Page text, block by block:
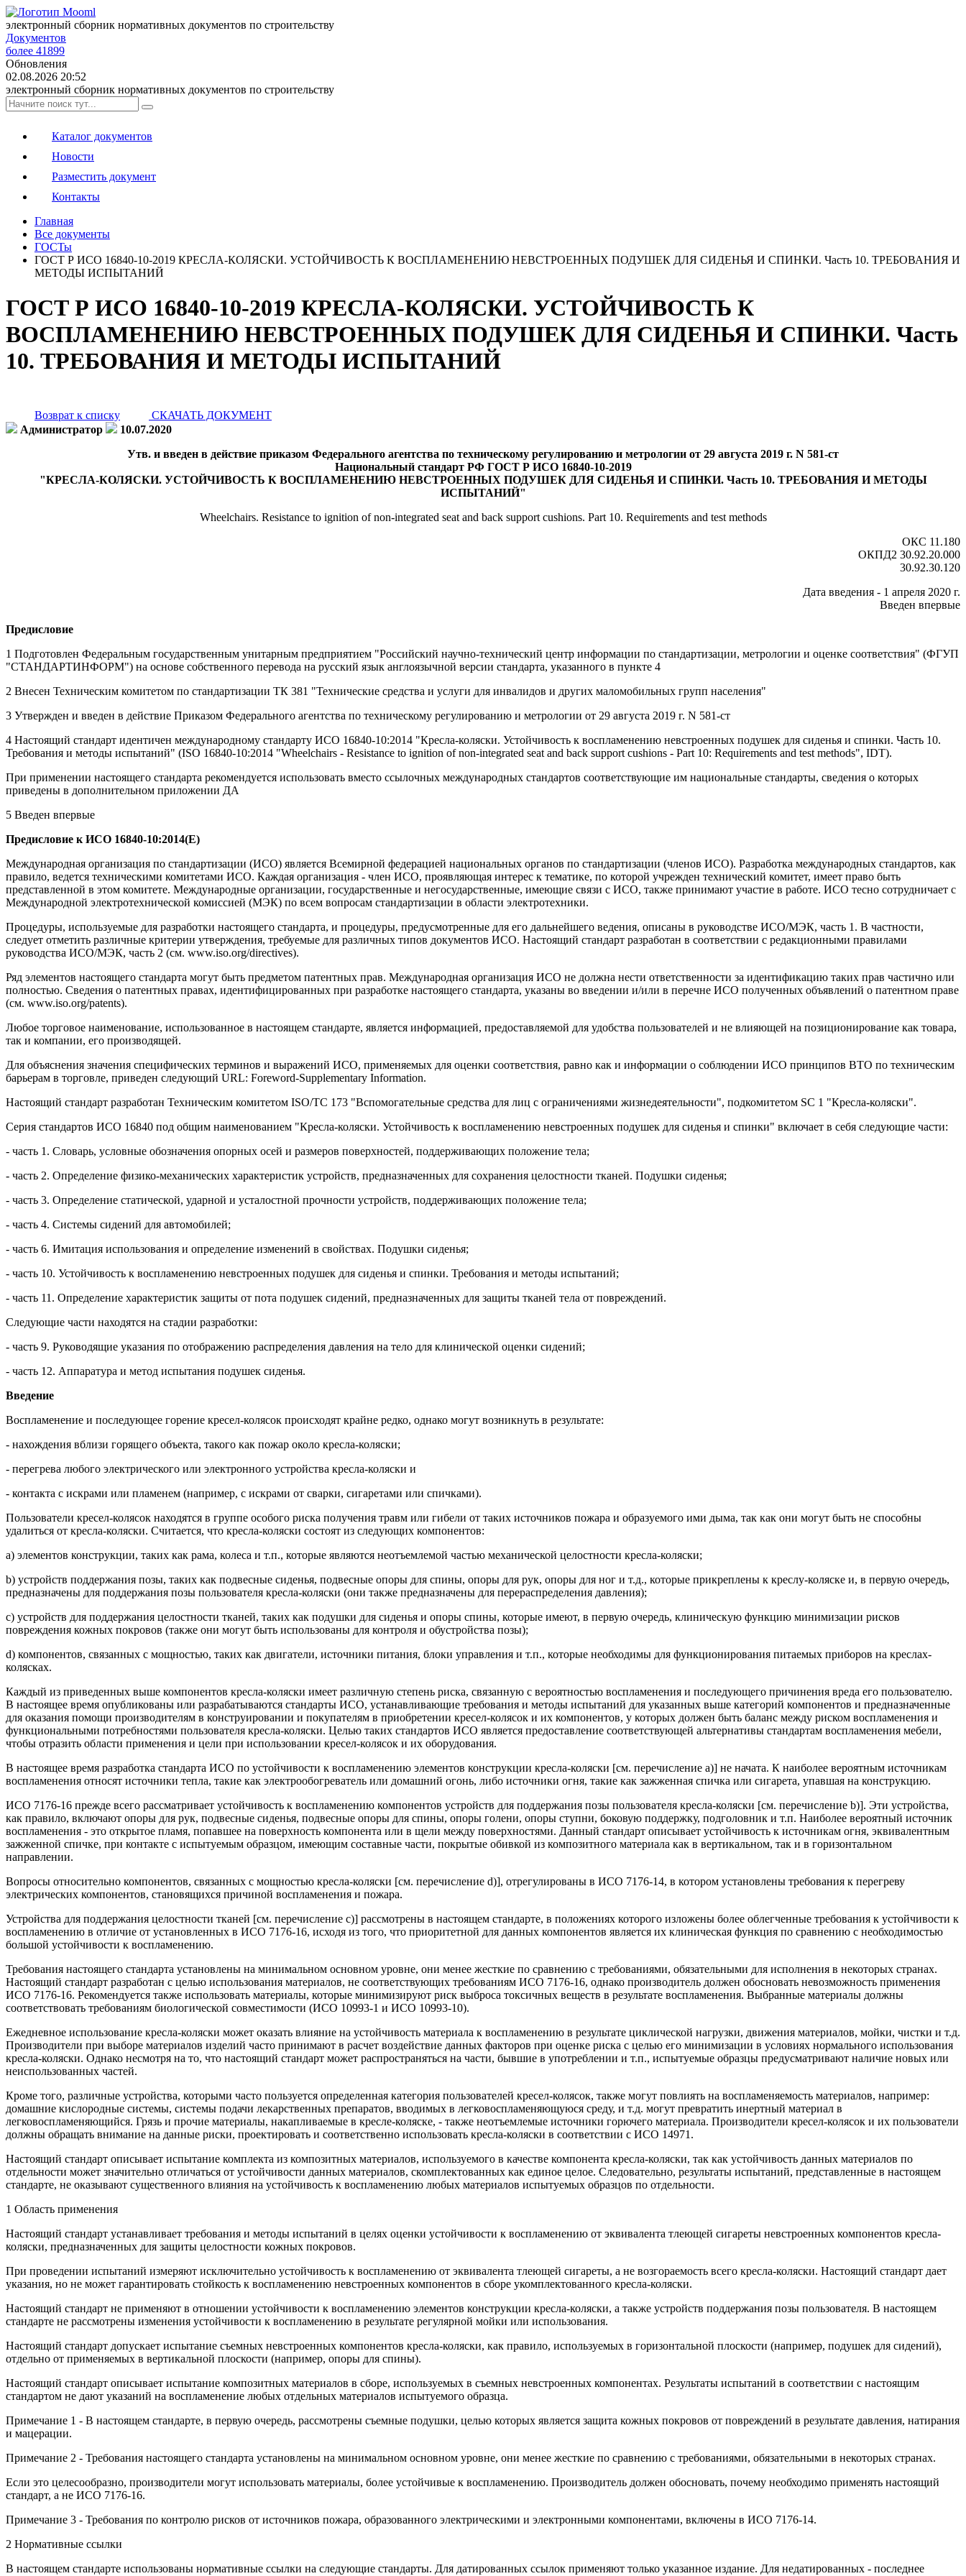
электронный сборник нормативных документов по строительству
Документов
более 41899
Обновления
02.08.2026 20:52
электронный сборник нормативных документов по строительству
Каталог документов
Новости
Разместить документ
Контакты
Главная
Все документы
ГОСТы
ГОСТ Р ИСО 16840-10-2019 КРЕСЛА-КОЛЯСКИ. УСТОЙЧИВОСТЬ К ВОСПЛАМЕНЕНИЮ НЕВСТРОЕННЫХ ПОДУШЕК ДЛЯ СИДЕНЬЯ И СПИНКИ. Часть 10. ТРЕБОВАНИЯ И
МЕТОДЫ ИСПЫТАНИЙ
ГОСТ Р ИСО 16840-10-2019 КРЕСЛА-КОЛЯСКИ. УСТОЙЧИВОСТЬ К
ВОСПЛАМЕНЕНИЮ НЕВСТРОЕННЫХ ПОДУШЕК ДЛЯ СИДЕНЬЯ И СПИНКИ. Часть
10. ТРЕБОВАНИЯ И МЕТОДЫ ИСПЫТАНИЙ
Возврат к списку
СКАЧАТЬ ДОКУМЕНТ
Администратор
10.07.2020
Утв. и введен в действие приказом Федерального агентства по техническому регулированию и метрологии от 29 августа 2019 г. N 581-ст
Национальный стандарт РФ ГОСТ Р ИСО 16840-10-2019
"КРЕСЛА-КОЛЯСКИ. УСТОЙЧИВОСТЬ К ВОСПЛАМЕНЕНИЮ НЕВСТРОЕННЫХ ПОДУШЕК ДЛЯ СИДЕНЬЯ И СПИНКИ. Часть 10. ТРЕБОВАНИЯ И МЕТОДЫ
ИСПЫТАНИЙ"
Wheelchairs. Resistance to ignition of non-integrated seat and back support cushions. Part 10. Requirements and test methods
ОКС 11.180
ОКПД2 30.92.20.000
30.92.30.120
Дата введения - 1 апреля 2020 г.
Введен впервые
Предисловие
1 Подготовлен Федеральным государственным унитарным предприятием "Российский научно-технический центр информации по стандартизации, метрологии и оценке соответствия" (ФГУП
"СТАНДАРТИНФОРМ") на основе собственного перевода на русский язык англоязычной версии стандарта, указанного в пункте 4
2 Внесен Техническим комитетом по стандартизации ТК 381 "Технические средства и услуги для инвалидов и других маломобильных групп населения"
3 Утвержден и введен в действие Приказом Федерального агентства по техническому регулированию и метрологии от 29 августа 2019 г. N 581-ст
4 Настоящий стандарт идентичен международному стандарту ИСО 16840-10:2014 "Кресла-коляски. Устойчивость к воспламенению невстроенных подушек для сиденья и спинки. Часть 10.
Требования и методы испытаний" (ISO 16840-10:2014 "Wheelchairs - Resistance to ignition of non-integrated seat and back support cushions - Part 10: Requirements and test methods", IDT).
При применении настоящего стандарта рекомендуется использовать вместо ссылочных международных стандартов соответствующие им национальные стандарты, сведения о которых
приведены в дополнительном приложении ДА
5 Введен впервые
Предисловие к ИСО 16840-10:2014(Е)
Международная организация по стандартизации (ИСО) является Всемирной федерацией национальных органов по стандартизации (членов ИСО). Разработка международных стандартов, как
правило, ведется техническими комитетами ИСО. Каждая организация - член ИСО, проявляющая интерес к тематике, по которой учрежден технический комитет, имеет право быть
представленной в этом комитете. Международные организации, государственные и негосударственные, имеющие связи с ИСО, также принимают участие в работе. ИСО тесно сотрудничает с
Международной электротехнической комиссией (МЭК) по всем вопросам стандартизации в области электротехники.
Процедуры, используемые для разработки настоящего стандарта, и процедуры, предусмотренные для его дальнейшего ведения, описаны в руководстве ИСО/МЭК, часть 1. В частности,
следует отметить различные критерии утверждения, требуемые для различных типов документов ИСО. Настоящий стандарт разработан в соответствии с редакционными правилами
руководства ИСО/МЭК, часть 2 (см. www.iso.org/directives).
Ряд элементов настоящего стандарта могут быть предметом патентных прав. Международная организация ИСО не должна нести ответственности за идентификацию таких прав частично или
полностью. Сведения о патентных правах, идентифицированных при разработке настоящего стандарта, указаны во введении и/или в перечне ИСО полученных объявлений о патентном праве
(см. www.iso.org/patents).
Любое торговое наименование, использованное в настоящем стандарте, является информацией, предоставляемой для удобства пользователей и не влияющей на позиционирование как товара,
так и компании, его производящей.
Для объяснения значения специфических терминов и выражений ИСО, применяемых для оценки соответствия, равно как и информации о соблюдении ИСО принципов ВТО по техническим
барьерам в торговле, приведен следующий URL: Foreword-Supplementary Information.
Настоящий стандарт разработан Техническим комитетом ISO/TC 173 "Вспомогательные средства для лиц с ограничениями жизнедеятельности", подкомитетом SC 1 "Кресла-коляски".
Серия стандартов ИСО 16840 под общим наименованием "Кресла-коляски. Устойчивость к воспламенению невстроенных подушек для сиденья и спинки" включает в себя следующие части:
- часть 1. Словарь, условные обозначения опорных осей и размеров поверхностей, поддерживающих положение тела;
- часть 2. Определение физико-механических характеристик устройств, предназначенных для сохранения целостности тканей. Подушки сиденья;
- часть 3. Определение статической, ударной и усталостной прочности устройств, поддерживающих положение тела;
- часть 4. Системы сидений для автомобилей;
- часть 6. Имитация использования и определение изменений в свойствах. Подушки сиденья;
- часть 10. Устойчивость к воспламенению невстроенных подушек для сиденья и спинки. Требования и методы испытаний;
- часть 11. Определение характеристик защиты от пота подушек сидений, предназначенных для защиты тканей тела от повреждений.
Следующие части находятся на стадии разработки:
- часть 9. Руководящие указания по отображению распределения давления на тело для клинической оценки сидений;
- часть 12. Аппаратура и метод испытания подушек сиденья.
Введение
Воспламенение и последующее горение кресел-колясок происходят крайне редко, однако могут возникнуть в результате:
- нахождения вблизи горящего объекта, такого как пожар около кресла-коляски;
- перегрева любого электрического или электронного устройства кресла-коляски и
- контакта с искрами или пламенем (например, с искрами от сварки, сигаретами или спичками).
Пользователи кресел-колясок находятся в группе особого риска получения травм или гибели от таких источников пожара и образуемого ими дыма, так как они могут быть не способны
удалиться от кресла-коляски. Считается, что кресла-коляски состоят из следующих компонентов:
a) элементов конструкции, таких как рама, колеса и т.п., которые являются неотъемлемой частью механической целостности кресла-коляски;
b) устройств поддержания позы, таких как подвесные сиденья, подвесные опоры для спины, опоры для рук, опоры для ног и т.д., которые прикреплены к креслу-коляске и, в первую очередь,
предназначены для поддержания позы пользователя кресла-коляски (они также предназначены для перераспределения давления);
c) устройств для поддержания целостности тканей, таких как подушки для сиденья и опоры спины, которые имеют, в первую очередь, клиническую функцию минимизации рисков
повреждения кожных покровов (также они могут быть использованы для контроля и обустройства позы);
d) компонентов, связанных с мощностью, таких как двигатели, источники питания, блоки управления и т.п., которые необходимы для функционирования питаемых приборов на креслах-
колясках.
Каждый из приведенных выше компонентов кресла-коляски имеет различную степень риска, связанную с вероятностью воспламенения и последующего причинения вреда его пользователю.
В настоящее время опубликованы или разрабатываются стандарты ИСО, устанавливающие требования и методы испытаний для указанных выше категорий компонентов и предназначенные
для оказания помощи производителям в конструировании и покупателям в приобретении кресел-колясок и их компонентов, у которых должен быть баланс между риском воспламенения и
функциональными потребностями пользователя кресла-коляски. Целью таких стандартов ИСО является предоставление соответствующей альтернативы стандартам воспламенения мебели,
чтобы отразить области применения и цели при использовании кресел-колясок и их оборудования.
В настоящее время разработка стандарта ИСО по устойчивости к воспламенению элементов конструкции кресла-коляски [см. перечисление а)] не начата. К наиболее вероятным источникам
воспламенения относят источники тепла, такие как электрообогреватель или домашний огонь, либо источники огня, такие как зажженная спичка или сигарета, упавшая на конструкцию.
ИСО 7176-16 прежде всего рассматривает устойчивость к воспламенению компонентов устройств для поддержания позы пользователя кресла-коляски [см. перечисление b)]. Эти устройства,
как правило, включают опоры для рук, подвесные сиденья, подвесные опоры для спины, опоры голени, опоры ступни, боковую поддержку, подголовник и т.п. Наиболее вероятный источник
воспламенения - это открытое пламя, попавшее на поверхность компонента или в щели между поверхностями. Данный стандарт описывает устойчивость к источникам огня, эквивалентным
зажженной спичке, при контакте с испытуемым образцом, имеющим составные части, покрытые обивкой из композитного материала как в вертикальном, так и в горизонтальном
направлении.
Вопросы относительно компонентов, связанных с мощностью кресла-коляски [см. перечисление d)], отрегулированы в ИСО 7176-14, в котором установлены требования к перегреву
электрических компонентов, становящихся причиной воспламенения и пожара.
Устройства для поддержания целостности тканей [см. перечисление с)] рассмотрены в настоящем стандарте, в положениях которого изложены более облегченные требования к устойчивости к
воспламенению в отличие от установленных в ИСО 7176-16, исходя из того, что приоритетной для данных компонентов является их клиническая функция по сравнению с необходимостью
большой устойчивости к воспламенению.
Требования настоящего стандарта установлены на минимальном основном уровне, они менее жесткие по сравнению с требованиями, обязательными для исполнения в некоторых странах.
Настоящий стандарт разработан с целью использования материалов, не соответствующих требованиям ИСО 7176-16, однако производитель должен обосновать невозможность применения
ИСО 7176-16. Рекомендуется также использовать материалы, которые минимизируют риск выброса токсичных веществ в результате воспламенения. Выбранные материалы должны
соответствовать требованиям биологической совместимости (ИСО 10993-1 и ИСО 10993-10).
Ежедневное использование кресла-коляски может оказать влияние на устойчивость материала к воспламенению в результате циклической нагрузки, движения материалов, мойки, чистки и т.д.
Производители при выборе материалов изделий часто принимают в расчет воздействие данных факторов при оценке риска с целью его минимизации в условиях нормального использования
кресла-коляски. Однако несмотря на то, что настоящий стандарт может распространяться на части, бывшие в употреблении и т.п., испытуемые образцы предусматривают наличие новых или
неиспользованных частей.
Кроме того, различные устройства, которыми часто пользуется определенная категория пользователей кресел-колясок, также могут повлиять на воспламеняемость материалов, например:
домашние кислородные системы, системы подачи лекарственных препаратов, вводимых в легковоспламеняющуюся среду, и т.д. могут превратить инертный материал в
легковоспламеняющийся. Грязь и прочие материалы, накапливаемые в кресле-коляске, - также неотъемлемые источники горючего материала. Производители кресел-колясок и их пользователи
должны обращать внимание на данные риски, проектировать и соответственно использовать кресла-коляски в соответствии с ИСО 14971.
Настоящий стандарт описывает испытание комплекта из композитных материалов, используемого в качестве компонента кресла-коляски, так как устойчивость данных материалов по
отдельности может значительно отличаться от устойчивости данных материалов, скомплектованных как единое целое. Следовательно, результаты испытаний, представленные в настоящем
стандарте, не оказывают существенного влияния на устойчивость к воспламенению любых материалов испытуемых образцов по отдельности.
1 Область применения
Настоящий стандарт устанавливает требования и методы испытаний в целях оценки устойчивости к воспламенению от эквивалента тлеющей сигареты невстроенных компонентов кресла-
коляски, предназначенных для защиты целостности кожных покровов.
При проведении испытаний измеряют исключительно устойчивость к воспламенению от эквивалента тлеющей сигареты, а не возгораемость всего кресла-коляски. Настоящий стандарт дает
указания, но не может гарантировать стойкость к воспламенению невстроенных компонентов в сборе укомплектованного кресла-коляски.
Настоящий стандарт не применяют в отношении устойчивости к воспламенению элементов конструкции кресла-коляски, а также устройств поддержания позы пользователя. В настоящем
стандарте не рассмотрены изменения устойчивости к воспламенению в результате регулярной мойки или использования.
Настоящий стандарт допускает испытание съемных невстроенных компонентов кресла-коляски, как правило, используемых в горизонтальной плоскости (например, подушек для сидений),
отдельно от применяемых в вертикальной плоскости (например, опоры для спины).
Настоящий стандарт описывает испытание композитных материалов в сборе, используемых в съемных невстроенных компонентах. Результаты испытаний в соответствии с настоящим
стандартом не дают указаний на воспламенение любых отдельных материалов испытуемого образца.
Примечание 1 - В настоящем стандарте, в первую очередь, рассмотрены съемные подушки, целью которых является защита кожных покровов от повреждений в результате давления, натирания
и мацерации.
Примечание 2 - Требования настоящего стандарта установлены на минимальном основном уровне, они менее жесткие по сравнению с требованиями, обязательными в некоторых странах.
Если это целесообразно, производители могут использовать материалы, более устойчивые к воспламенению. Производитель должен обосновать, почему необходимо применять настоящий
стандарт, а не ИСО 7176-16.
Примечание 3 - Требования по контролю рисков от источников пожара, образованного электрическими и электронными компонентами, включены в ИСО 7176-14.
2 Нормативные ссылки
В настоящем стандарте использованы нормативные ссылки на следующие стандарты. Для датированных ссылок применяют только указанное издание. Для недатированных - последнее